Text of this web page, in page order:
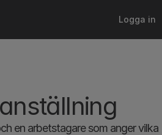
Logga in
en arbetstagare som anger vilka